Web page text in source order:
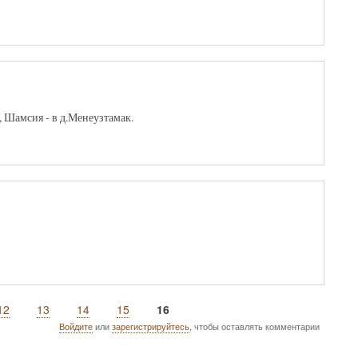
Шамсия - в д.Менеузтамак.
Page
13 Page
14 Page
15
Текущая
страница
16
Войдитеилизарегистрируйтесь, чтобы оставлять комментарии